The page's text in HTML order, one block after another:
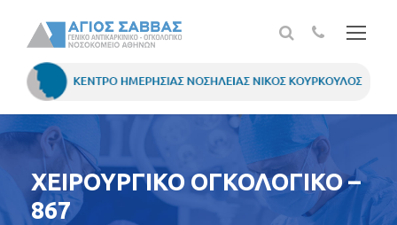
ΧΕΙΡΟΥΡΓΙΚΟ ΟΓΚΟΛΟΓΙΚΟ –
867